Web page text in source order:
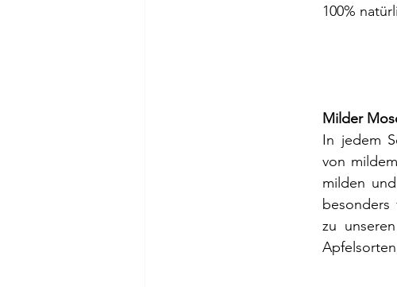
100%
Milder
In jedem
von
milden
besonders
zu